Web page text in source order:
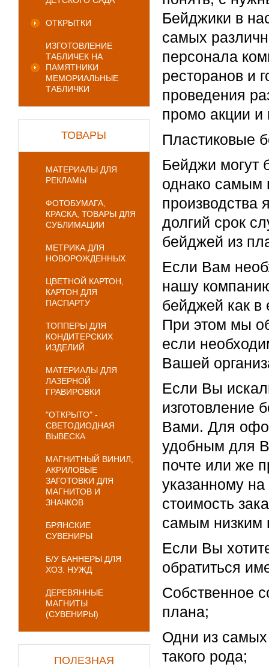
ОТКРЫТКИ
ИЗГОТОВЛЕНИЕ
ТАБЛИЧЕК НА
ПАМЯТНИКИ
МЕМОРИАЛЬНЫЕ
ТАБЛИЧКИ
ТОВАРЫ
МАТЕРИАЛЫ ДЛЯ
РЕКЛАМЫ
ФОТОБУМАГА,
КРАСКА, ТОВАРЫ ДЛЯ
СУБЛИМАЦИИ
МЕТРИКА ДЛЯ
НОВОРОЖДЕННЫХ
ЦВЕТНОЙ КАРТОН,
КАРТОН ДЛЯ
ПАСПАРТУ
ТОППЕРЫ ДЛЯ
КОНДИТЕРСКИХ
ИЗДЕЛИЙ
МАТЕРИАЛЫ ДЛЯ
ЛАЗЕРНОЙ
ГРАВИРОВКИ
"ОТКРЫТО" -
СВЕТОДИОДНАЯ
ВЫВЕСКА
МАГНИТНЫЙ ВИНИЛ,
АКРИЛОВЫЕ
ЗАГОТОВКИ ДЛЯ
МАГНИТОВ И
ЗНАЧКОВ
БРЯНСКИЕ
СУВЕНИРЫ
Б/У БАННЕРЫ ДЛЯ
ХОЗ. НУЖД
ДЕРЕВЯННЫЕ
МАГНИТЫ
(СУВЕНИРЫ)
ПОЛЕЗНАЯ
Бейджики в
самых
персонала
ресторанов и
проведения
промо акции и
Пластиковые
Бейджи могут
однако самым
производства
долгий срок
бейджей из
Если Вам
нашу
бейджей как в
При этом мы
если
Вашей
Если Вы
изготовление
Вами. Для
удобным для
почте или же
указанному
стоимость
самым низким
Если Вы
обратиться
Собственное
плана;
Одни из
такого рода;